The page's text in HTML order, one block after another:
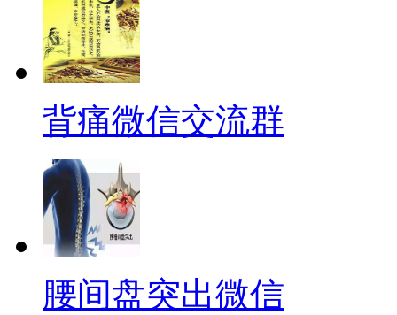
背痛微信交流群
腰间盘突出微信